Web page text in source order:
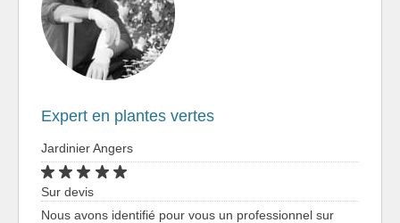
Expert en plantes vertes
Jardinier Angers
Sur devis
Nous avons identifié pour vous un professionnel sur